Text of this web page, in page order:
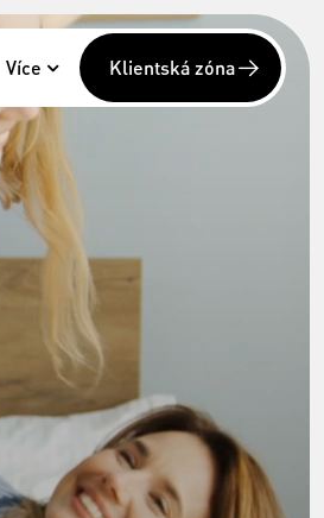
Více Klientská zóna